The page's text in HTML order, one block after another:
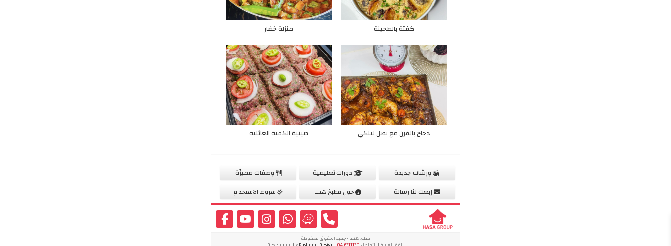
كفتة بالطحينة منزلة خضار
دجاج بالفرن مع بصل ليلكي صينية الكفتة العائليه
ورشات جديدة دورات تعليمية
وصفات مميزّة
إبعث لنا رسالة
حول مطبخ هسا شروط الاستخدام
مطبخ هسا - جميع الحقوق محفوظة